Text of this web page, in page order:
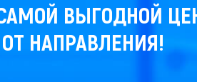
ВЫГОДНОЙ
НАПРАВЛЕНИЯ!